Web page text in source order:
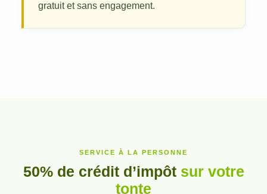
gratuit et sans engagement.
SERVICE À LA PERSONNE
50% de crédit d’impôt sur votre
tonte